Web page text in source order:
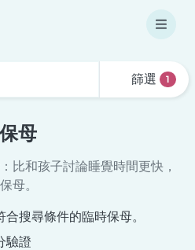
篩選 1
母
比和孩子討論睡覺時間更快，
母。
搜尋條件的臨時保母。
驗證